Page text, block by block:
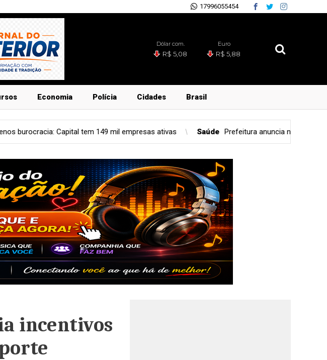
17996055454
Dólar com.
R$ 5,08
Euro
R$ 5,88
Economia Polícia Cidades Brasil
mil empresas ativas Saúde Prefeitura anuncia nova edição do Festival do Morango na
incentivos